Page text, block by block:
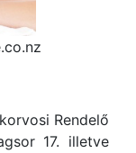
Rendelő
17. illetve